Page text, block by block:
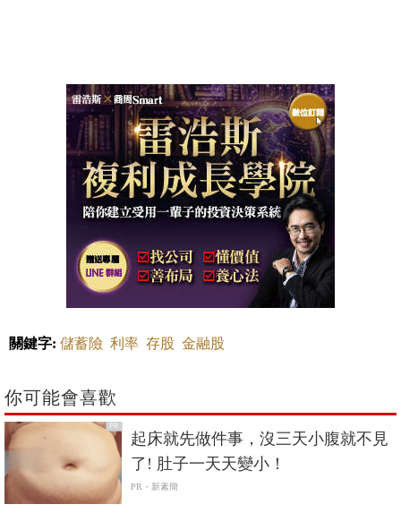
關鍵字: 儲蓄險 利率 存股 金融股
你可能會喜歡
PR
起床就先做件事，沒三天小腹就不見
了! 肚子一天天變小！
PR・新素簡